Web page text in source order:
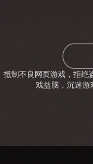
抵制不良网页游戏，拒绝
戏益脑，沉迷游